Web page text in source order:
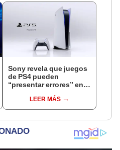
Sony revela que juegos
de PS4 pueden
“presentar errores” en
LEER MÁS